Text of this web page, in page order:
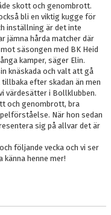
skott och genombrott.
bli en viktig kugge för
inställning är det inte
jämna hårda matcher där
säsongen med BK Heid
kamper, säger Elin.
knäskada och valt att gå
efter skadan än men
värdesätter i Bollklubben.
och genombrott, bra
När hon sedan
sig på allvar det är
följande vecka och vi ser
henne mer!